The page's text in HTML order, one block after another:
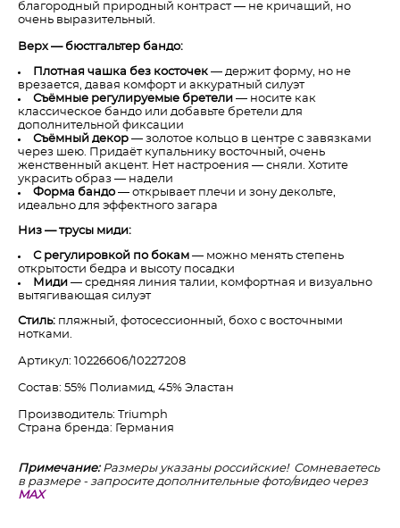
благородный природный контраст — не кричащий, но
очень выразительный.
Верх — бюстгальтер бандо:
Плотная чашка без косточек — держит форму, но не
врезается, давая комфорт и аккуратный силуэт
Съёмные регулируемые бретели — носите как
классическое бандо или добавьте бретели для
дополнительной фиксации
Съёмный декор — золотое кольцо в центре с завязками
через шею. Придаёт купальнику восточный, очень
женственный акцент. Нет настроения — сняли. Хотите
украсить образ — надели
Форма бандо— открывает плечи и зону декольте,
идеально для эффектного загара
Низ — трусы миди:
С регулировкой по бокам — можно менять степень
открытости бедра и высоту посадки
Миди — средняя линия талии, комфортная и визуально
вытягивающая силуэт
Стиль: пляжный, фотосессионный, бохо с восточными
нотками.
Артикул: 10226606/10227208
Состав: 55% Полиамид, 45% Эластан
Производитель: Triumph
Страна бренда: Германия
Примечание:Размеры указаны российские! Сомневаетесь
в размере - запросите дополнительные фото/видео через
MAX